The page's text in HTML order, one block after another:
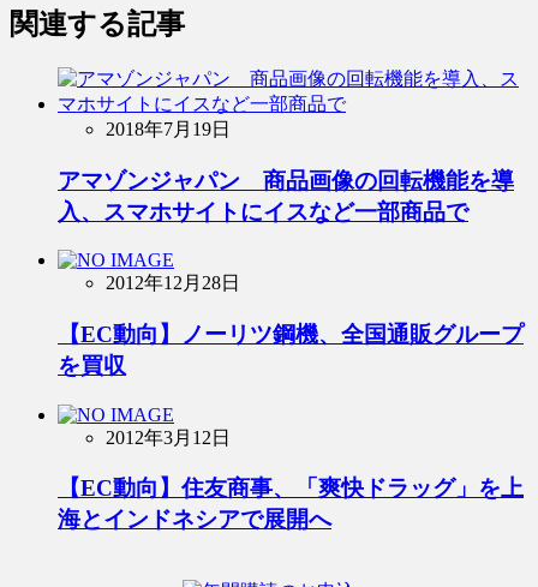
関連する記事
2018年7月19日
アマゾンジャパン 商品画像の回転機能を導
入、スマホサイトにイスなど一部商品で
2012年12月28日
【EC動向】ノーリツ鋼機、全国通販グループ
を買収
2012年3月12日
【EC動向】住友商事、「爽快ドラッグ」を上
海とインドネシアで展開へ